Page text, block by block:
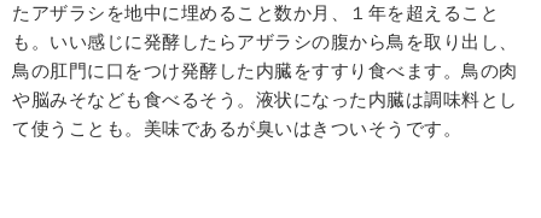
たアザラシを地中に埋めること数か月、１年を超えること
も。いい感じに発酵したらアザラシの腹から鳥を取り出し、
鳥の肛門に口をつけ発酵した内臓をすすり食べます。鳥の肉
や脳みそなども食べるそう。液状になった内臓は調味料とし
て使うことも。美味であるが臭いはきついそうです。